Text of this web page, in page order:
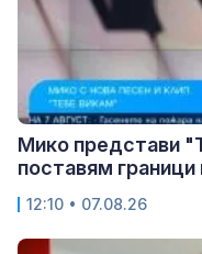
Мико представи
поставям граници
12:10 • 07.08.26